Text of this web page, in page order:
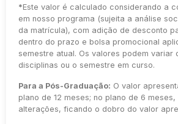
*Este valor é calculado considerando a
em nosso programa (sujeita a análise
da matrícula), com adição de desconto
dentro do prazo e bolsa promocional
semestre atual. Os valores podem variar
disciplinas ou o semestre em curso.
Para a Pós-Graduação: O valor
plano de 12 meses; no plano de 6
alterações, ficando o dobro do valor